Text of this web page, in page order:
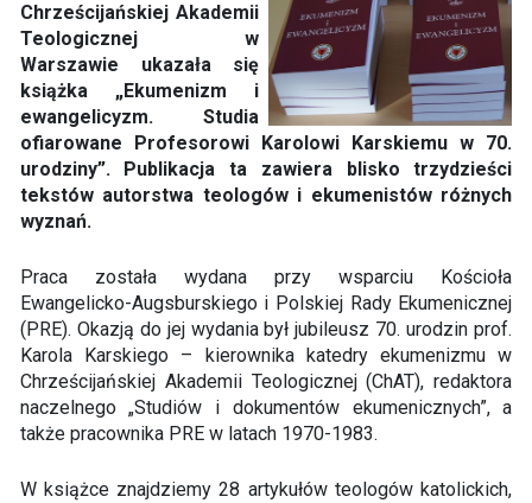
Chrześcijańskiej Akademii
Teologicznej w
Warszawie ukazała się
książka „Ekumenizm i
ewangelicyzm. Studia
ofiarowane Profesorowi Karolowi Karskiemu w 70.
urodziny”. Publikacja ta zawiera blisko trzydzieści
tekstów autorstwa teologów i ekumenistów różnych
wyznań.
Praca została wydana przy wsparciu Kościoła
Ewangelicko-Augsburskiego i Polskiej Rady Ekumenicznej
(PRE). Okazją do jej wydania był jubileusz 70. urodzin prof.
Karola Karskiego – kierownika katedry ekumenizmu w
Chrześcijańskiej Akademii Teologicznej (ChAT), redaktora
naczelnego „Studiów i dokumentów ekumenicznych”, a
także pracownika PRE w latach 1970-1983.
W książce znajdziemy 28 artykułów teologów katolickich,